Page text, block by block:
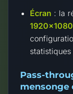
Écran : la
1920×1080
Pass-
mensonge